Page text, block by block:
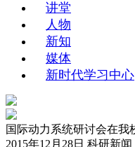
讲堂
人物
新知
媒体
新时代学习中心
国际动力系统研讨会在我
2015年12月28日 科研新闻